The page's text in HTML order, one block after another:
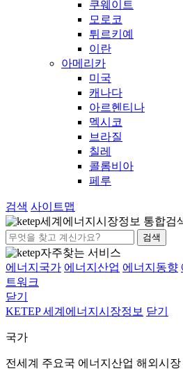
쿠웨이트
모로코
튀르키예
이란
아메리카
미국
캐나다
아르헨티나
멕시코
브라질
칠레
콜롬비아
페루
검색 사이트맵
세계에너지시장정보 통합검
검색
자주찾는 서비스
에너지국가 에너지산업 에너지동향
트워크
닫기
KETEP 세계에너지시장정보 닫기
국가
전세계 주요국 에너지산업 해외시